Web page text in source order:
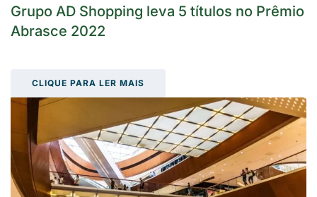
Grupo AD Shopping leva 5 títulos no Prêmio
Abrasce 2022
CLIQUE PARA LER MAIS